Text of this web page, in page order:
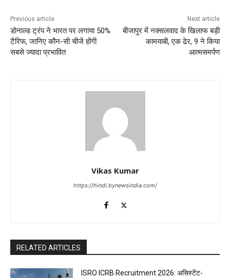
Previous article
डोनाल्ड ट्रंप ने भारत पर लगाया 50%
टैरिफ, जानिए कौन-सी चीजें होंगी
सबसे ज्यादा प्रभावित
Next article
बीजापुर में नक्सलवाद के खिलाफ बड़ी
कामयाबी, एक ढेर, 9 ने किया
आत्मसमर्पण
Vikas Kumar
https://hindi.bynewsindia.com/
RELATED ARTICLES
ISRO ICRB Recruitment 2026: असिस्टेंट-